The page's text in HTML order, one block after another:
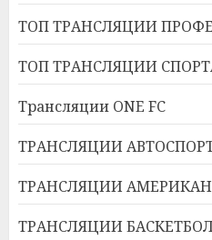
ТОП ТРАНСЛЯЦИИ
ТОП ТРАНСЛЯЦИИ
Трансляции ONE FC
ТРАНСЛЯЦИИ
ТРАНСЛЯЦИИ
ТРАНСЛЯЦИИ БАСКЕТБОЛ